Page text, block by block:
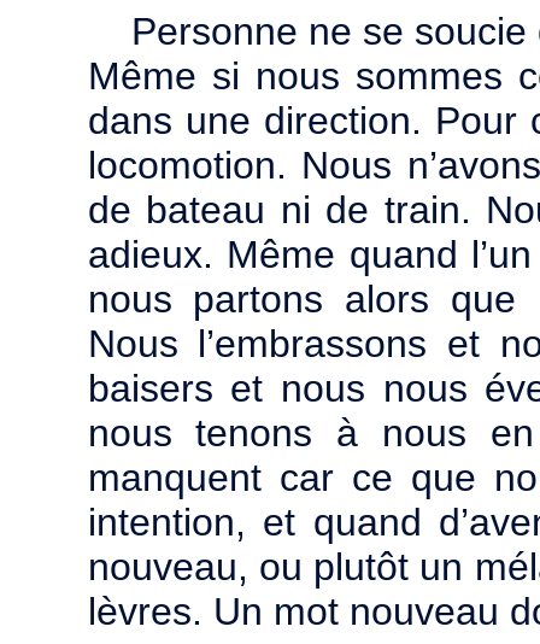
Personne ne se
Même si nous sommes
dans une direction. Pour
locomotion. Nous
de bateau ni de train.
adieux. Même quand
nous partons alors que
Nous l’embrassons et
baisers et nous nous
nous tenons à nous
manquent car ce que
intention, et quand
nouveau, ou plutôt un
lèvres. Un mot nouveau